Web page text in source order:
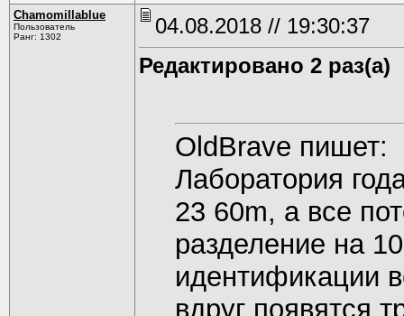
Chamomillablue
Пользователь
Ранг: 1302
04.08.2018 // 19:30:37
Редактировано 2 раз(а)
OldBrave пишет:
Лаборатория
23 60m, а все
разделение на
идентификации
вдруг появятся